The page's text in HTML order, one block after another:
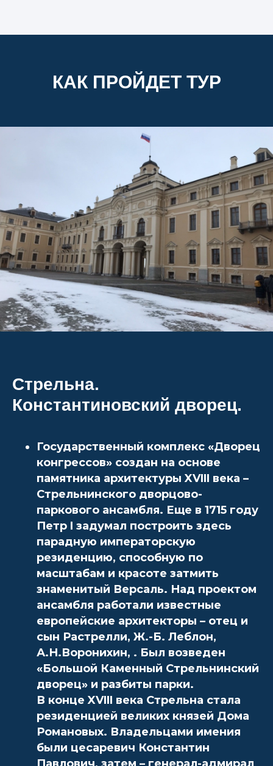
КАК ПРОЙДЕТ ТУР
Стрельна.
Константиновский дворец.
Государственный комплекс «Дворец
конгрессов» создан на основе
памятника архитектуры XVIII века –
Стрельнинского дворцово-
паркового ансамбля. Еще в 1715 году
Петр I задумал построить здесь
парадную императорскую
резиденцию, способную по
масштабам и красоте затмить
знаменитый Версаль. Над проектом
ансамбля работали известные
европейские архитекторы – отец и
сын Растрелли, Ж.-Б. Леблон,
А.Н.Воронихин, . Был возведен
«Большой Каменный Стрельнинский
дворец» и разбиты парки.
В конце XVIII века Стрельна стала
резиденцией великих князей Дома
Романовых. Владельцами имения
были цесаревич Константин